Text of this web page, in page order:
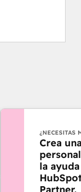
¿NECESITAS
Crea
la
Partner.